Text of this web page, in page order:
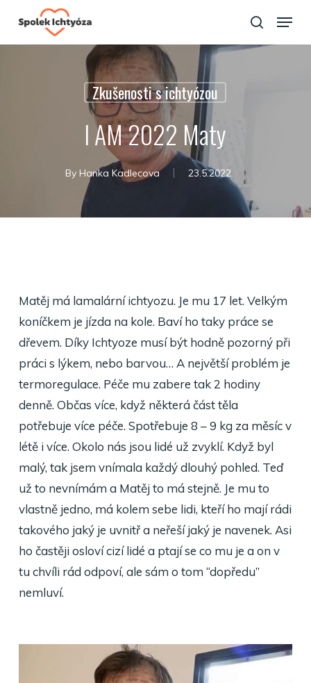
search
Menu
Zkušenosti s ichtyózou
I AM 2022 Maty
By Hanka Kadlecova 23.5.2022
Matěj má lamalární ichtyozu. Je mu 17 let. Velkým
koníčkem je jízda na kole. Baví ho taky práce se
dřevem. Díky Ichtyoze musí být hodně pozorný při
práci s lýkem, nebo barvou… A největší problém je
termoregulace. Péče mu zabere tak 2 hodiny
denně. Občas více, když některá část těla
potřebuje více péče. Spotřebuje 8 – 9 kg za měsíc v
létě i více. Okolo nás jsou lidé už zvyklí. Když byl
malý, tak jsem vnímala každý dlouhý pohled. Teď
už to nevnímám a Matěj to má stejně. Je mu to
vlastně jedno, má kolem sebe lidi, kteří ho mají rádi
takového jaký je uvnitř a neřeší jaký je navenek. Asi
ho častěji osloví cizí lidé a ptají se co mu je a on v
tu chvíli rád odpoví, ale sám o tom “dopředu”
nemluví.
Close